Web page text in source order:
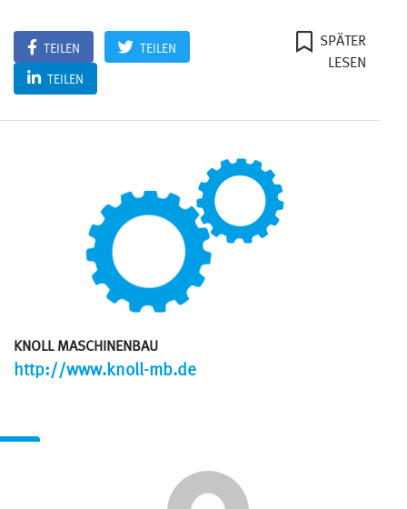
TEILEN TEILEN
TEILEN
SPÄTER
LESEN
KNOLL MASCHINENBAU
http://www.knoll-mb.de